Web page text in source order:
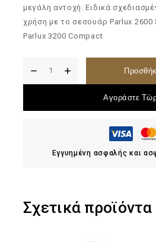
μεγάλη αντοχή. Ειδικά
χρήση με το σεσουάρ Parlux 2600
Parlux 3200 Compact
Αγοράστε
Εγγυημένη ασφαλής και
Σχετικά προϊόντα